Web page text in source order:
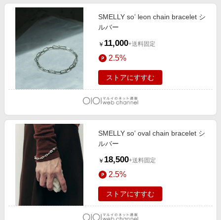
SMELLY so’ leon chain bracelet シ
ルバー
￥ 11,000+送料固定
2.5%
ストアにすすむ
SMELLY so’ oval chain bracelet シ
ルバー
￥ 18,500+送料固定
2.5%
ストアにすすむ